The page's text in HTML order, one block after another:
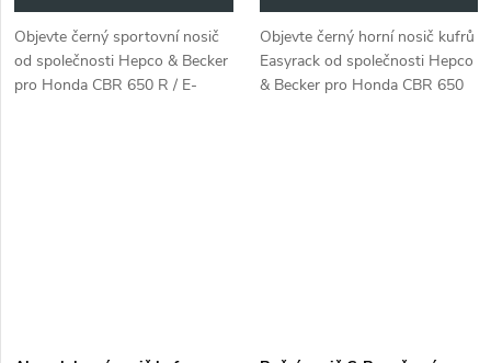
Objevte černý sportovní nosič
od společnosti Hepco & Becker
pro Honda CBR 650 R / E-
Objevte černý horní nosič kufrů
Easyrack od společnosti Hepco
& Becker pro Honda CBR 650